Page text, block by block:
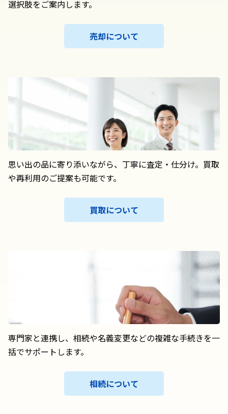
選択肢をご案内します。
売却について
思い出の品に寄り添いながら、丁寧に査定・仕分け。買取
や再利用のご提案も可能です。
買取について
専門家と連携し、相続や名義変更などの複雑な手続きを一
括でサポートします。
相続について